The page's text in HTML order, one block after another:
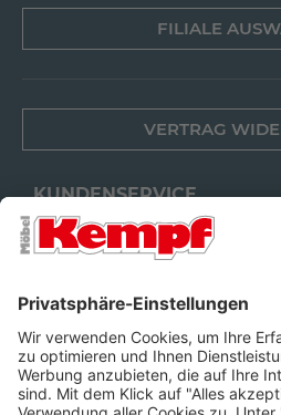
FILIALE
VERTRAG
KUNDENSERVICE
FILIALEN
FOLGEN